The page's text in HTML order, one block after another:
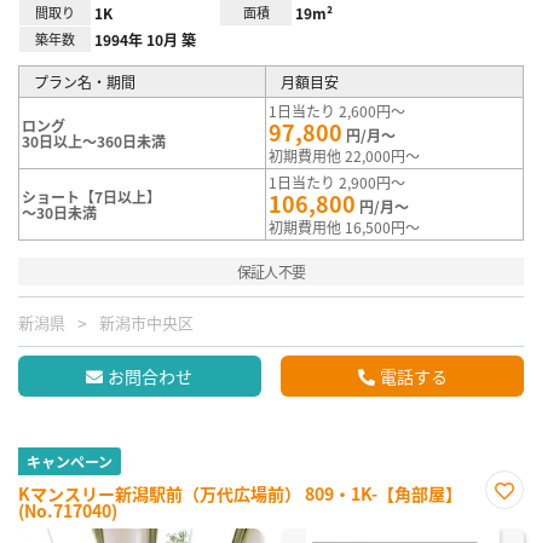
間取り 1K 面積 19m²
築年数 1994年 10月 築
プラン名・期間 月額目安
ロング
30日以上～360日未満
1日当たり 2,600円～
97,800 円/月～
初期費用他 22,000円～
ショート【7日以上】
～30日未満
1日当たり 2,900円～
106,800 円/月～
初期費用他 16,500円～
保証人不要
新潟県 新潟市中央区
お問合わせ 電話する
キャンペーン
Kマンスリー新潟駅前（万代広場前） 809・1K-【角部屋】
(No.717040)
に入